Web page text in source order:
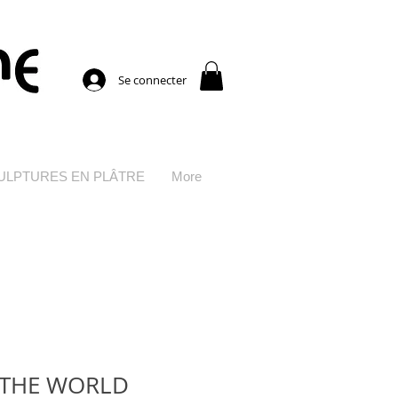
Se connecter
EN PLÂTRE More
WORLD